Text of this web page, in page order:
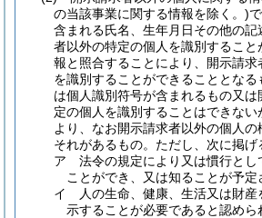
の当該事業に関する情報を除く。)
含まれる氏名、生年月日その他の
者以外の特定の個人を識別すること
報と照合することにより、開示請求
を識別することができることとなる
は個人識別符号が含まれるもの又
定の個人を識別することはできない
より、なお開示請求者以外の個人
それがあるもの。 ただし、次に掲げ
ア
法令の規定により又は慣行とし
ことができ、又は知ることが予定
イ
人の生命、健康、生活又は財
示することが必要であると認めら